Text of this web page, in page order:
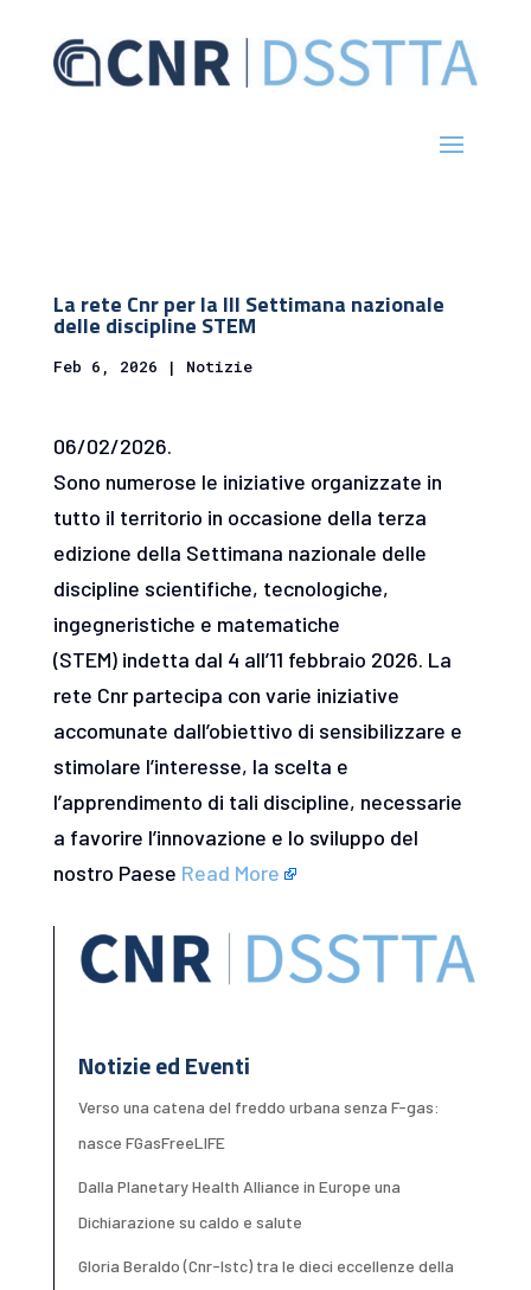
La rete Cnr per la III Settimana nazionale
delle discipline STEM
Feb 6, 2026 | Notizie
06/02/2026.
Sono numerose le iniziative organizzate in
tutto il territorio in occasione della terza
edizione della Settimana nazionale delle
discipline scientifiche, tecnologiche,
ingegneristiche e matematiche
(STEM) indetta dal 4 all’11 febbraio 2026. La
rete Cnr partecipa con varie iniziative
accomunate dall’obiettivo di sensibilizzare e
stimolare l’interesse, la scelta e
l’apprendimento di tali discipline, necessarie
a favorire l’innovazione e lo sviluppo del
nostro Paese Read More
Notizie ed Eventi
Verso una catena del freddo urbana senza F-gas:
nasce FGasFreeLIFE
Dalla Planetary Health Alliance in Europe una
Dichiarazione su caldo e salute
Gloria Beraldo (Cnr-Istc) tra le dieci eccellenze della